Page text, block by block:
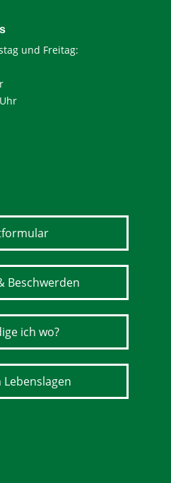
und Freitag:
Beschwerden
ich wo?